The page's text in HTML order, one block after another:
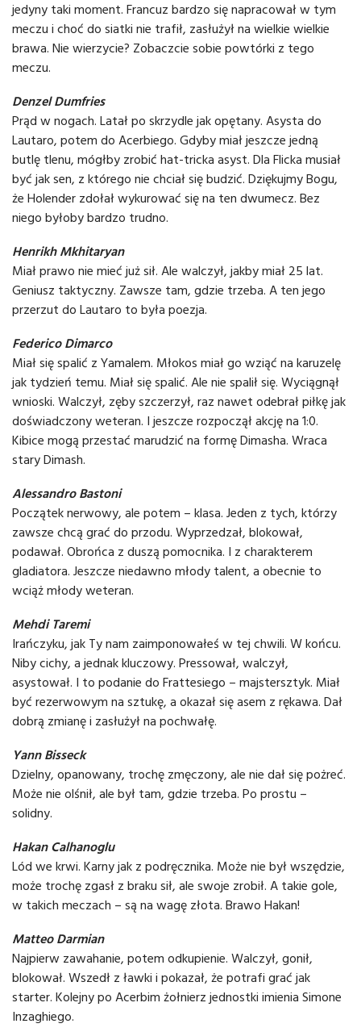
jedyny taki moment. Francuz bardzo się napracował w tym
meczu i choć do siatki nie trafił, zasłużył na wielkie wielkie
brawa. Nie wierzycie? Zobaczcie sobie powtórki z tego
meczu.
Denzel Dumfries
Prąd w nogach. Latał po skrzydle jak opętany. Asysta do
Lautaro, potem do Acerbiego. Gdyby miał jeszcze jedną
butlę tlenu, mógłby zrobić hat-tricka asyst. Dla Flicka musiał
być jak sen, z którego nie chciał się budzić. Dziękujmy Bogu,
że Holender zdołał wykurować się na ten dwumecz. Bez
niego byłoby bardzo trudno.
Henrikh Mkhitaryan
Miał prawo nie mieć już sił. Ale walczył, jakby miał 25 lat.
Geniusz taktyczny. Zawsze tam, gdzie trzeba. A ten jego
przerzut do Lautaro to była poezja.
Federico Dimarco
Miał się spalić z Yamalem. Młokos miał go wziąć na karuzelę
jak tydzień temu. Miał się spalić. Ale nie spalił się. Wyciągnął
wnioski. Walczył, zęby szczerzył, raz nawet odebrał piłkę jak
doświadczony weteran. I jeszcze rozpoczął akcję na 1:0.
Kibice mogą przestać marudzić na formę Dimasha. Wraca
stary Dimash.
Alessandro Bastoni
Początek nerwowy, ale potem – klasa. Jeden z tych, którzy
zawsze chcą grać do przodu. Wyprzedzał, blokował,
podawał. Obrońca z duszą pomocnika. I z charakterem
gladiatora. Jeszcze niedawno młody talent, a obecnie to
wciąż młody weteran.
Mehdi Taremi
Irańczyku, jak Ty nam zaimponowałeś w tej chwili. W końcu.
Niby cichy, a jednak kluczowy. Pressował, walczył,
asystował. I to podanie do Frattesiego – majstersztyk. Miał
być rezerwowym na sztukę, a okazał się asem z rękawa. Dał
dobrą zmianę i zasłużył na pochwałę.
Yann Bisseck
Dzielny, opanowany, trochę zmęczony, ale nie dał się pożreć.
Może nie olśnił, ale był tam, gdzie trzeba. Po prostu –
solidny.
Hakan Calhanoglu
Lód we krwi. Karny jak z podręcznika. Może nie był wszędzie,
może trochę zgasł z braku sił, ale swoje zrobił. A takie gole,
w takich meczach – są na wagę złota. Brawo Hakan!
Matteo Darmian
Najpierw zawahanie, potem odkupienie. Walczył, gonił,
blokował. Wszedł z ławki i pokazał, że potrafi grać jak
starter. Kolejny po Acerbim żołnierz jednostki imienia Simone
Inzaghiego.